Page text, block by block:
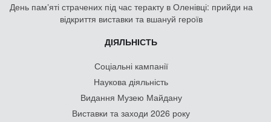
День памʼяті страчених під час теракту в Оленівці: прийди на
відкриття виставки та вшануй героїв
ДІЯЛЬНІСТЬ
Соціальні кампанії
Наукова діяльність
Видання Музею Майдану
Виставки та заходи 2026 року